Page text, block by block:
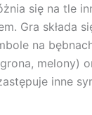
się na tle
Gra składa
na
melony)
inne